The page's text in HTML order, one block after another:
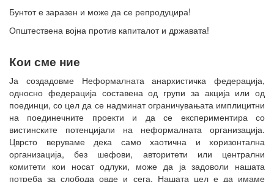
Бунтот е заразен и може да се репродуцира!
Општествена војна против капиталот и државата!
Кои сме ние
Ја создадовме Неформалната анархистичка федерација,
односно федерација составена од групи за акција или од
поединци, со цел да се надминат ограничувањата имплицитни
на поединечните проекти и да се експериментира со
вистинските потенцијали на неформалната организација.
Цврсто веруваме дека само хаотична и хоризонтална
организација, без шефови, авторитети или централни
комитети кои носат одлуки, може да ја задоволи нашата
потреба за слобода овде и сега. Нашата цел е да имаме